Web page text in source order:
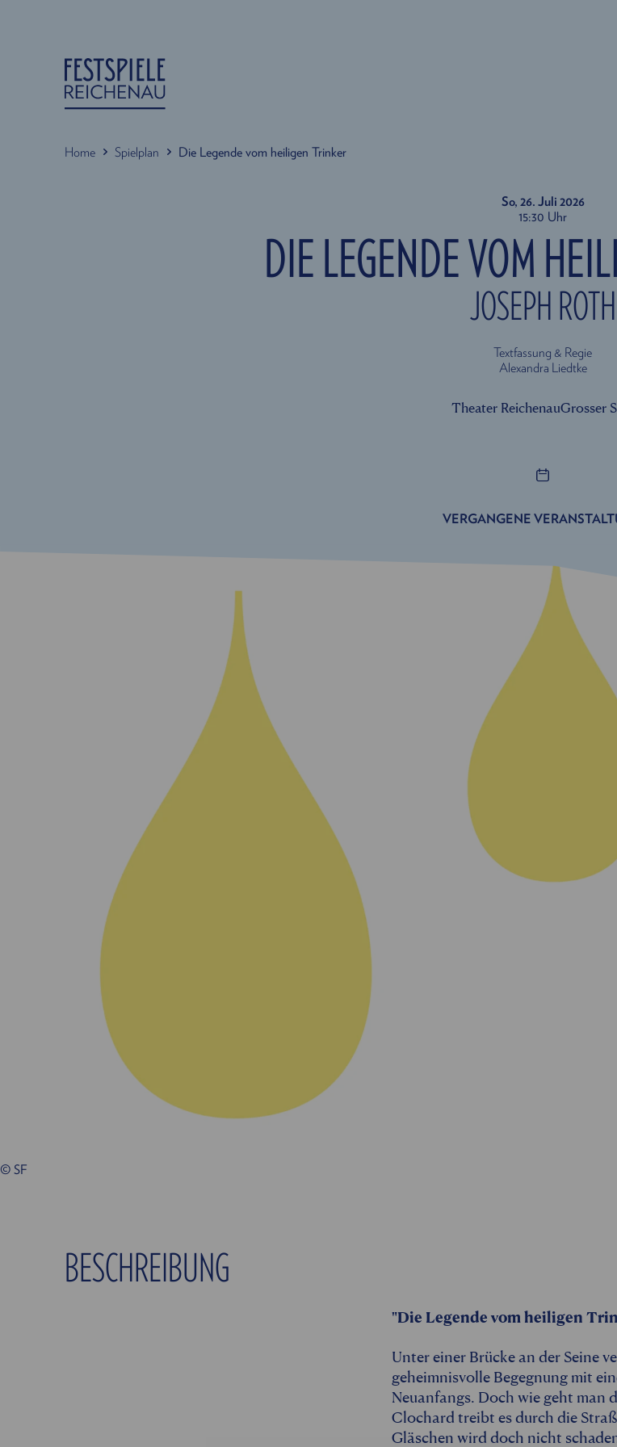
Home Spielplan Die Legende vom heiligen Trinker
So, 26. Juli 2026
15:30 Uhr
DIE LEGENDE VOM
JOSEPH ROTH
Textfassung & Regie
Alexandra Liedtke
Theater ReichenauGrosser
VERGANGENE
© SF
BESCHREIBUNG
"Die Legende vom heiligen
Unter einer Brücke an der Seine
geheimnisvolle Begegnung mit
Neuanfangs. Doch wie geht man
Clochard treibt es durch die
Gläschen wird doch nicht